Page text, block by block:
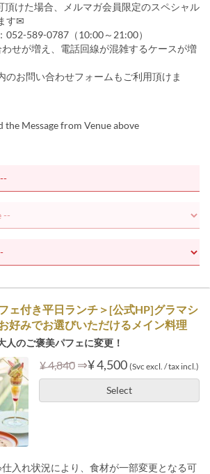
けた場合、メルマガ会員限定のスペシャル
す✉
052-589-0787（10:00～21:00）
せが増え、電話回線が混雑するケースが増
お問い合わせフォームもご利用頂けま
the Message from Venue above
ェ付き平日ランチ＞[公式HP]グラマシ
みでお選びいただけるメイン料理
人のご褒美パフェに変更！
¥ 4,840 ⇒¥ 4,500 (Svc excl. / tax incl.)
Select
入れ状況により、食材が一部変更となる可